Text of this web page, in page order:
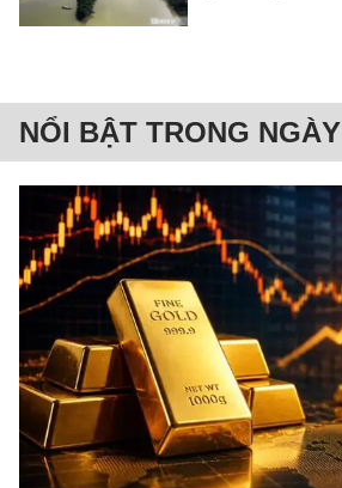
NỔI BẬT TRONG NGÀY